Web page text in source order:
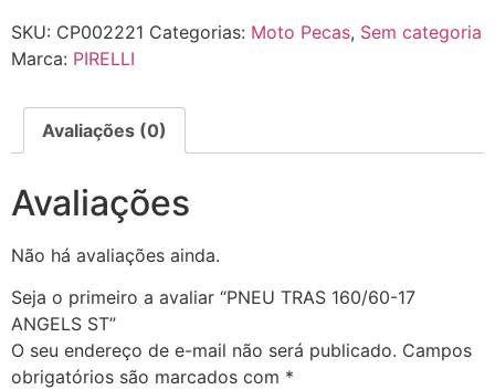
SKU: CP002221 Categorias: Moto Pecas, Sem categoria
Marca: PIRELLI
Avaliações (0)
Avaliações
Não há avaliações ainda.
Seja o primeiro a avaliar “PNEU TRAS 160/60-17
ANGELS ST”
O seu endereço de e-mail não será publicado. Campos
obrigatórios são marcados com *